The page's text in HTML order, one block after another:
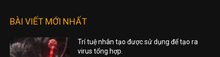
BÀI VIẾT MỚI NHẤT
Trí tuệ nhân tạo được sử dụng để tạo ra
virus tổng hợp.